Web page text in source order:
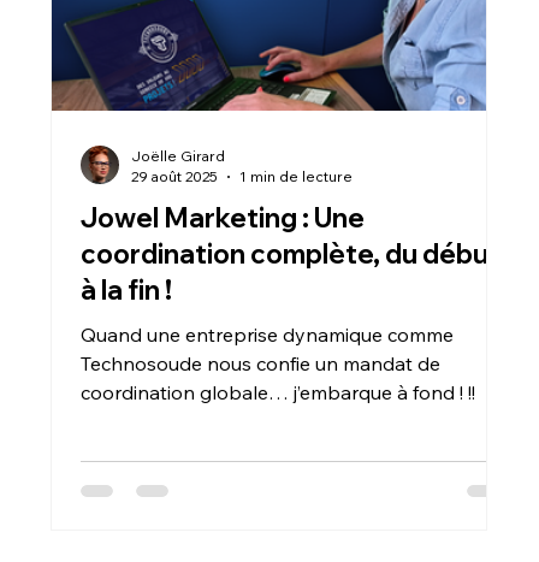
Jowel Marketing : Une
coordination complète, du début
à la fin !
Quand une entreprise dynamique comme
Technosoude nous confie un mandat de
coordination globale… j’embarque à fond ! !!
Joëlle Girard
29 août 2025
1 min de lecture